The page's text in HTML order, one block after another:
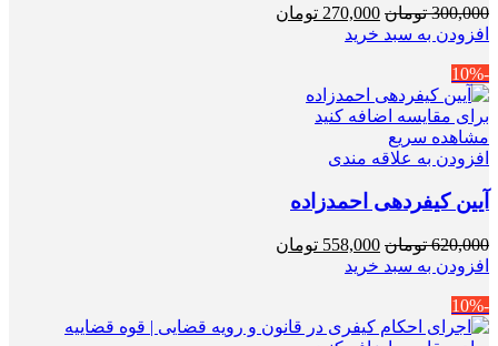
300,000 تومان قیمت
اصلی
270,000 تومان
افزودن به سبد خرید
-10%
برای مقایسه اضافه کنید
مشاهده سریع
افزودن به علاقه مندی
آیین کیفردهی احمدزاده
620,000 تومان قیمت
اصلی
558,000 تومان
افزودن به سبد خرید
-10%